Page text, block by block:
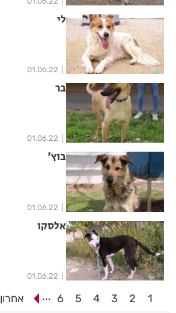
לי
01.06.22
בר
01.06.22
בוץ'
01.06.22
אלסקו
01.06.22
1
2
3
4
5
6
... אחרון